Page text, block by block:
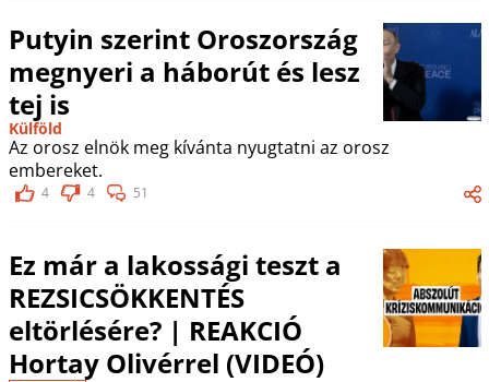
Putyin szerint Oroszország
megnyeri a háborút és lesz
tej is
Külföld
Az orosz elnök meg kívánta nyugtatni az orosz
embereket.
4 4 51
Ez már a lakossági teszt a
REZSICSÖKKENTÉS
eltörlésére? | REAKCIÓ
Hortay Olivérrel (VIDEÓ)